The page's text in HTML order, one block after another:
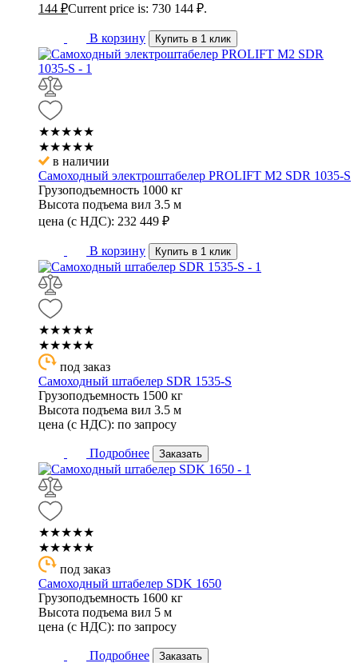
144 ₽Current price is: 730 144 ₽.
В корзину Купить в 1 клик
★★★★★
★★★★★
в наличии
Самоходный электроштабелер PROLIFT M2 SDR 1035-S
Грузоподъемность 1000 кг
Высота подъема вил 3.5 м
цена (с НДС): 232 449 ₽
В корзину Купить в 1 клик
★★★★★
★★★★★
под заказ
Самоходный штабелер SDR 1535-S
Грузоподъемность 1500 кг
Высота подъема вил 3.5 м
цена (с НДС): по запросу
Подробнее Заказать
★★★★★
★★★★★
под заказ
Самоходный штабелер SDK 1650
Грузоподъемность 1600 кг
Высота подъема вил 5 м
цена (с НДС): по запросу
Подробнее Заказать